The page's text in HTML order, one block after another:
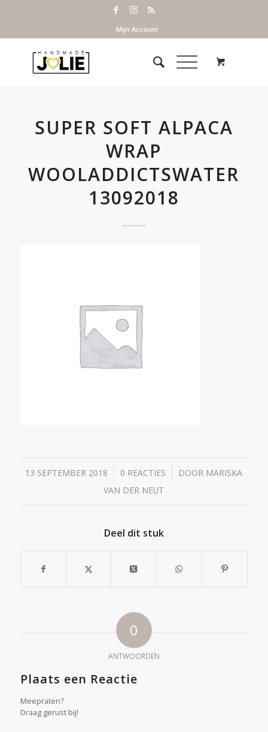
Mijn Account
SUPER SOFT ALPACA
WRAP
WOOLADDICTSWATER
13092018
13 SEPTEMBER 2018
/ 0 REACTIES
/ DOOR MARISKA
VAN DER NEUT
Deel dit stuk
0
ANTWOORDEN
Plaats een Reactie
Meepraten?
Draag gerust bij!